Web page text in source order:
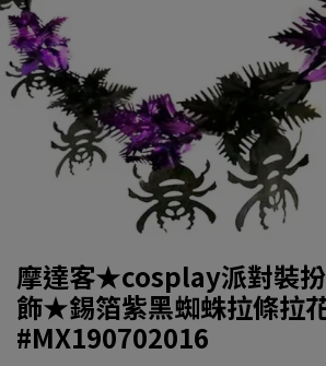
摩達客★cosplay派對裝
飾★錫箔紫黑蜘蛛拉條拉
#MX190702016